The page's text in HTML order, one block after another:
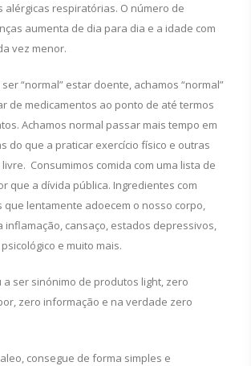
alérgicas respiratórias. O número de
aumenta de dia para dia e a idade com
vez menor.
“normal” estar doente, achamos “normal”
de medicamentos ao ponto de até termos
Achamos normal passar mais tempo em
do que a praticar exercício físico e outras
Consumimos comida com uma lista de
que a dívida pública. Ingredientes com
que lentamente adoecem o nosso corpo,
inflamação, cansaço, estados depressivos,
e muito mais.
ser sinónimo de produtos light, zero
zero informação e na verdade zero
consegue de forma simples e